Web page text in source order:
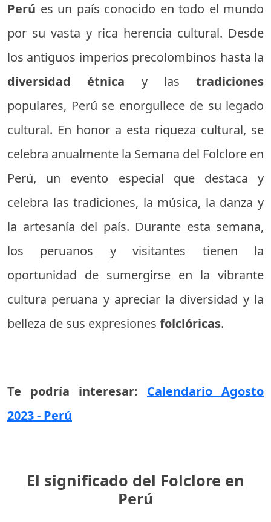
Perú es un país conocido en todo el mundo
por su vasta y rica herencia cultural. Desde
los antiguos imperios precolombinos hasta la
diversidad étnica y las tradiciones
populares, Perú se enorgullece de su legado
cultural. En honor a esta riqueza cultural, se
celebra anualmente la Semana del Folclore en
Perú, un evento especial que destaca y
celebra las tradiciones, la música, la danza y
la artesanía del país. Durante esta semana,
los peruanos y visitantes tienen la
oportunidad de sumergirse en la vibrante
cultura peruana y apreciar la diversidad y la
belleza de sus expresiones folclóricas.
Te podría interesar: Calendario Agosto
2023 - Perú
El significado del Folclore en
Perú